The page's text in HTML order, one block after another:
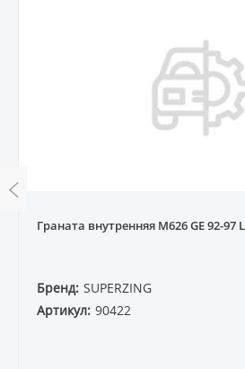
Граната внутренняя M626 GE 92-97 L
Бренд: SUPERZING
Артикул: 90422